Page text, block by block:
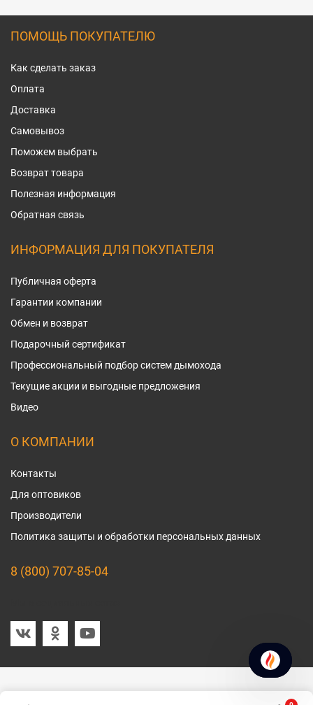
ПОМОЩЬ ПОКУПАТЕЛЮ
Как сделать заказ
Оплата
Доставка
Самовывоз
Поможем выбрать
Возврат товара
Полезная информация
Обратная связь
ИНФОРМАЦИЯ ДЛЯ ПОКУПАТЕЛЯ
Публичная оферта
Гарантии компании
Обмен и возврат
Подарочный сертификат
Профессиональный подбор систем дымохода
Текущие акции и выгодные предложения
Видео
О КОМПАНИИ
Контакты
Для оптовиков
Производители
Политика защиты и обработки персональных данных
8 (800) 707-85-04